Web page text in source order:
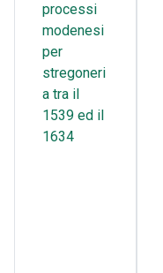
processi
modenesi
per
stregoneri
a tra il
1539 ed il
1634